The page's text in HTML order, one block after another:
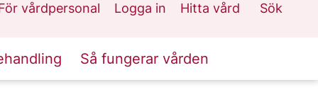
vårdpersonal
Logga in
Hitta vård
Sök
Så fungerar vården